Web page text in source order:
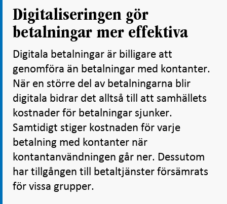
Digitaliseringen gör
betalningar mer effektiva
Digitala betalningar är billigare att
genomföra än betalningar med kontanter.
När en större del av betalningarna blir
digitala bidrar det alltså till att samhällets
kostnader för betalningar sjunker.
Samtidigt stiger kostnaden för varje
betalning med kontanter när
kontantanvändningen går ner. Dessutom
har tillgången till betaltjänster försämrats
för vissa grupper.